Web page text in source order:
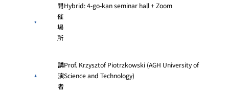
開
催
場
所
Hybrid: 4-go-kan seminar hall + Zoom
講
演
者
Prof. Krzysztof Piotrzkowski (AGH University of
Science and Technology)